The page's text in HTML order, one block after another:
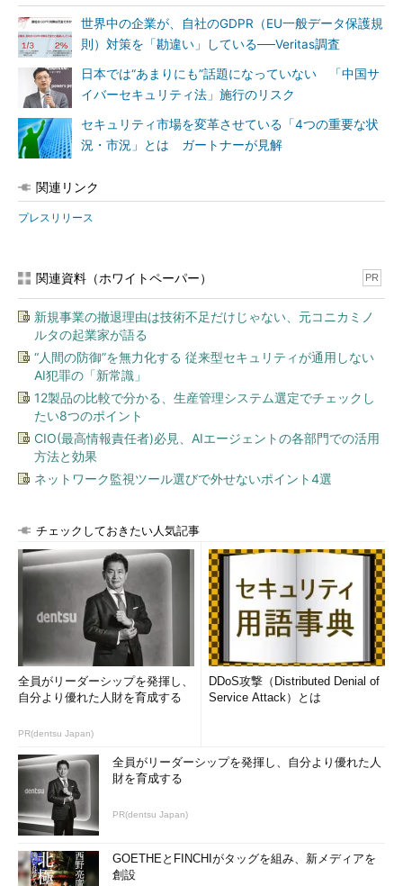
世界中の企業が、自社のGDPR（EU一般データ保護規
則）対策を「勘違い」している──Veritas調査
日本では“あまりにも”話題になっていない 「中国サ
イバーセキュリティ法」施行のリスク
セキュリティ市場を変革させている「4つの重要な状
況・市況」とは ガートナーが見解
関連リンク
プレスリリース
関連資料（ホワイトペーパー） PR
新規事業の撤退理由は技術不足だけじゃない、元コニカミノ
ルタの起業家が語る
“人間の防御”を無力化する 従来型セキュリティが通用しない
AI犯罪の「新常識」
12製品の比較で分かる、生産管理システム選定でチェックし
たい8つのポイント
CIO(最高情報責任者)必見、AIエージェントの各部門での活用
方法と効果
ネットワーク監視ツール選びで外せないポイント4選
チェックしておきたい人気記事
全員がリーダーシップを発揮し、
自分より優れた人財を育成する
PR(dentsu Japan)
DDoS攻撃（Distributed Denial of
Service Attack）とは
全員がリーダーシップを発揮し、自分より優れた人
財を育成する
PR(dentsu Japan)
GOETHEとFINCHIがタッグを組み、新メディアを
創設